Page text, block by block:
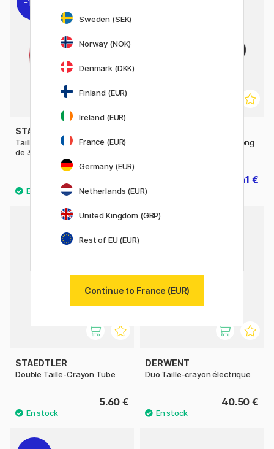
STABILO
Taille-crayon Woody (à partir
de 3 ans)
Taille-crayon Two-Step Long
22.41 €
STAEDTLER
Double Taille-Crayon Tube
5.60 €
DERWENT
Duo Taille-crayon électrique
40.50 €
Sweden (SEK)
Norway (NOK)
Denmark (DKK)
Finland (EUR)
Ireland (EUR)
France (EUR)
Germany (EUR)
Netherlands (EUR)
United Kingdom (GBP)
Rest of EU (EUR)
Continue to France (EUR)